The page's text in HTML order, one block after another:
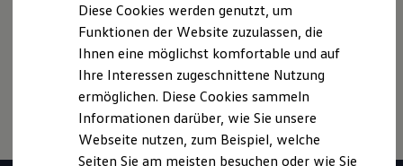
Finanzierung
Für Privatkunden
Für Gewerbekunden
Leasing
Für Privatkunden
Für Gewerbekunden
Versicherungen & Garantien
Garantien
Kfz-Versicherung für Nutzfahrzeuge
Restschuldversicherung
Mehr anzeigen (1)
Weitere Fragen? Hier entlang!
Diese Cookies werden genutzt, um
Funktionen der Website zuzulassen, die
Ihnen eine möglichst komfortable und auf
Ihre Interessen zugeschnittene Nutzung
ermöglichen. Diese Cookies sammeln
Informationen darüber, wie Sie unsere
Webseite nutzen, zum Beispiel, welche
Seiten Sie am meisten besuchen oder wie Sie